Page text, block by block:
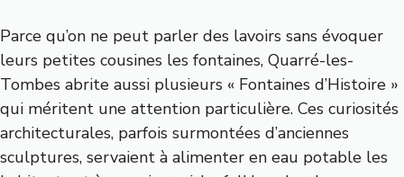
Parce qu’on ne peut parler des lavoirs sans évoquer
leurs petites cousines les fontaines, Quarré-les-
Tombes abrite aussi plusieurs « Fontaines d’Histoire »
qui méritent une attention particulière. Ces curiosités
architecturales, parfois surmontées d’anciennes
sculptures, servaient à alimenter en eau potable les